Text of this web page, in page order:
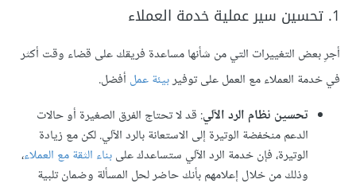
1. تحسين سير عملية خدمة العملاء
أجرِ بعض التغييرات التي من شأنها مساعدة فريقك على قضاء وقت أكثر
في خدمة العملاء مع العمل على توفيربيئة عمل أفضل.
تحسين نظام الرد الآلي: قد لا تحتاج الفرق الصغيرة أو حالات
الدعم منخفضة الوتيرة إلى الاستعانة بالرد الآلي. لكن مع زيادة
الوتيرة، فإن خدمة الرد الآلي ستساعدك علىبناء الثقة مع العملاء،
وذلك من خلال إعلامهم بأنك حاضر لحل المسألة وضمان تلبية